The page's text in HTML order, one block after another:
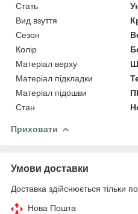
Стать
Вид взуття
Сезон
Колір
Матеріал верху
Матеріал підкладки
Матеріал підошви
Стан
Приховати
Умови доставки
Доставка здійснюється тільки
Нова Пошта